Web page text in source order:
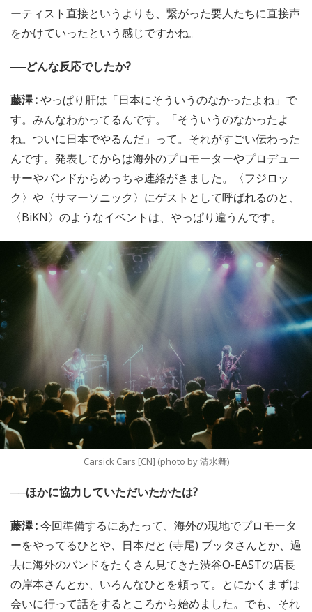
ーティスト直接というよりも、繋がった要人たちに直接声
をかけていったという感じですかね。
──どんな反応でしたか?
藤澤 :やっぱり肝は「日本にそういうのなかったよね」で
す。みんなわかってるんです。「そういうのなかったよ
ね。ついに日本でやるんだ」って。それがすごい伝わった
んです。発表してからは海外のプロモーターやプロデュー
サーやバンドからめっちゃ連絡がきました。〈フジロッ
ク〉や〈サマーソニック〉にゲストとして呼ばれるのと、
〈BiKN〉のようなイベントは、やっぱり違うんです。
Carsick Cars [CN] (photo by 清水舞)
──ほかに協力していただいたかたは?
藤澤 :今回準備するにあたって、海外の現地でプロモータ
ーをやってるひとや、日本だと (寺尾) ブッタさんとか、過
去に海外のバンドをたくさん見てきた渋谷O-EASTの店長
の岸本さんとか、いろんなひとを頼って。とにかくまずは
会いに行って話をするところから始めました。でも、それ